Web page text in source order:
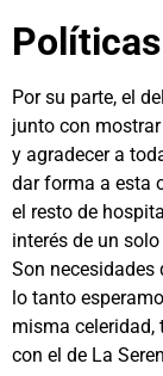
Por su parte, el
junto con
y agradecer a
dar forma a esta
el resto de
interés de un
Son necesidades
lo tanto
misma
con el de La